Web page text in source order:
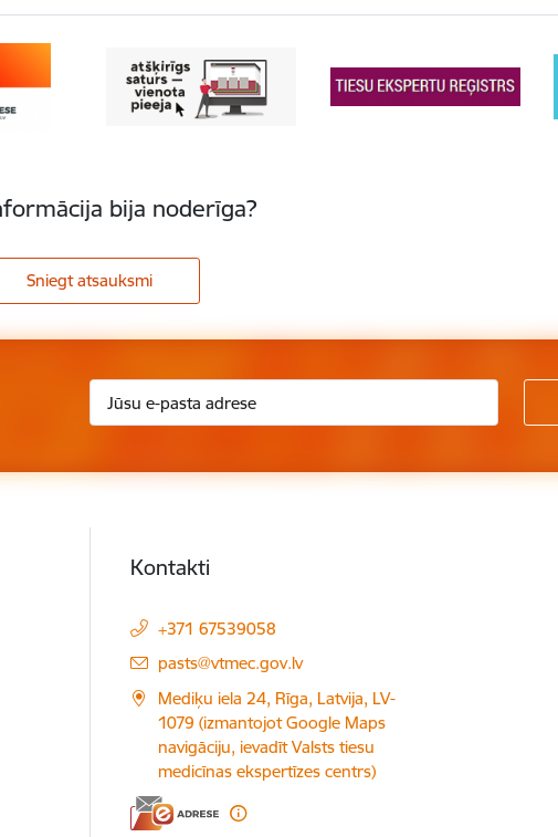
bija noderīga?
Sniegt atsauksmi
Kontakti
+371 67539058
E-pasts:
pasts@vtmec.gov.lv
Mediķu iela 24, Rīga, Latvija, LV-
1079 (izmantojot Google Maps
navigāciju, ievadīt Valsts tiesu
medicīnas ekspertīzes centrs)